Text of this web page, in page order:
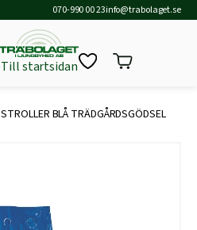
070-990 00 23info@trabolaget.se
Till startsidan
STROLLER BLÅ TRÄDGÅRDSGÖDSEL